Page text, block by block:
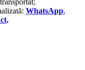
WhatsApp,
.